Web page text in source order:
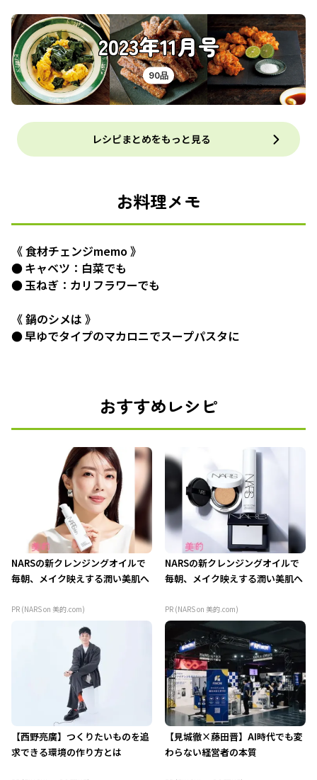
2023年11月号
90品
レシピまとめをもっと見る
お料理メモ
《 食材チェンジmemo 》
● キャベツ：白菜でも
● 玉ねぎ：カリフラワーでも
《 鍋のシメは 》
● 早ゆでタイプのマカロニでスープパスタに
おすすめレシピ
NARSの新クレンジングオイルで
毎朝、メイク映えする潤い美肌へ
PR (NARS on 美的.com)
NARSの新クレンジングオイルで
毎朝、メイク映えする潤い美肌へ
PR (NARS on 美的.com)
【西野亮廣】つくりたいものを追
求できる環境の作り方とは
【見城徹×藤田晋】AI時代でも変
わらない経営者の本質